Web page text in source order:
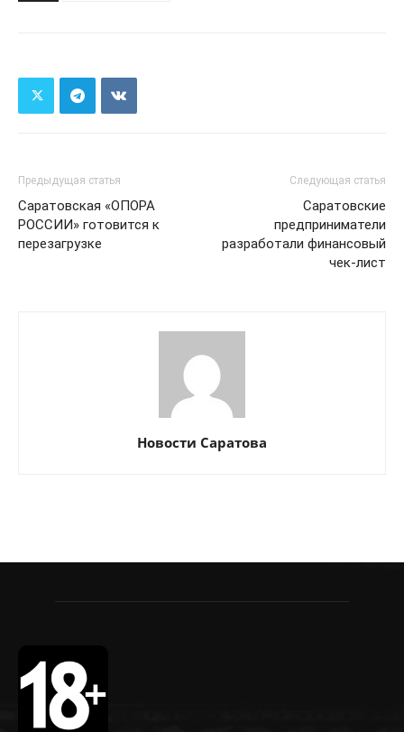
Предыдущая статья
Саратовская «ОПОРА
РОССИИ» готовится к
перезагрузке
Следующая статья
Саратовские
предприниматели
разработали финансовый
чек-лист
Новости Саратова